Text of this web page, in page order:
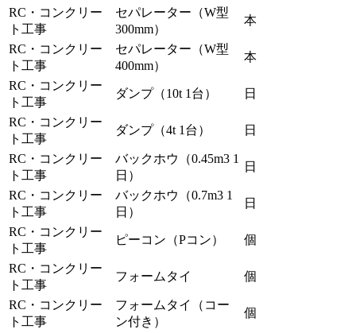
RC・コンクリー
ト工事
セパレーター（W型
300mm）
本
RC・コンクリー
ト工事
セパレーター（W型
400mm）
本
RC・コンクリー
ト工事
ダンプ（10t 1台） 日
RC・コンクリー
ト工事
ダンプ（4t 1台） 日
RC・コンクリー
ト工事
バックホウ（0.45m3 1
日）
日
RC・コンクリー
ト工事
バックホウ（0.7m3 1
日）
日
RC・コンクリー
ト工事
ピーコン（Pコン） 個
RC・コンクリー
ト工事
フォームタイ 個
RC・コンクリー
ト工事
フォームタイ（コー
ン付き）
個